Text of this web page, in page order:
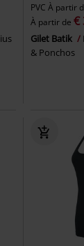
PVC À partir
À partir de €
Gilet Batik
& Ponchos